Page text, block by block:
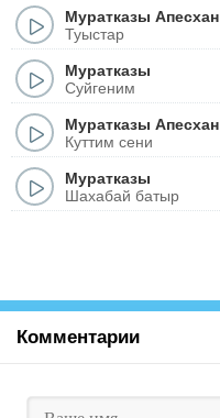
Муратказы Апесхан
Туыстар
Муратказы
Суйгеним
Муратказы Апесхан
Куттим сени
Муратказы
Шахабай батыр
Комментарии